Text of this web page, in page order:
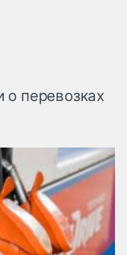
перевозках